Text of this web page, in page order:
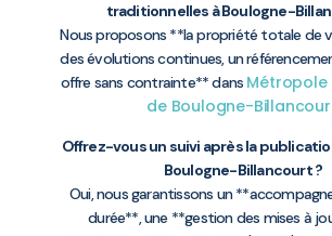
traditionnelles à Boulogne-
Nous proposons **la propriété totale de
des évolutions continues, un
offre sans contrainte** dans Métropole
de Boulogne-
Offrez-vous un suivi après la
Boulogne-Billancourt ?
Oui, nous garantissons un
durée**, une **gestion des mises à